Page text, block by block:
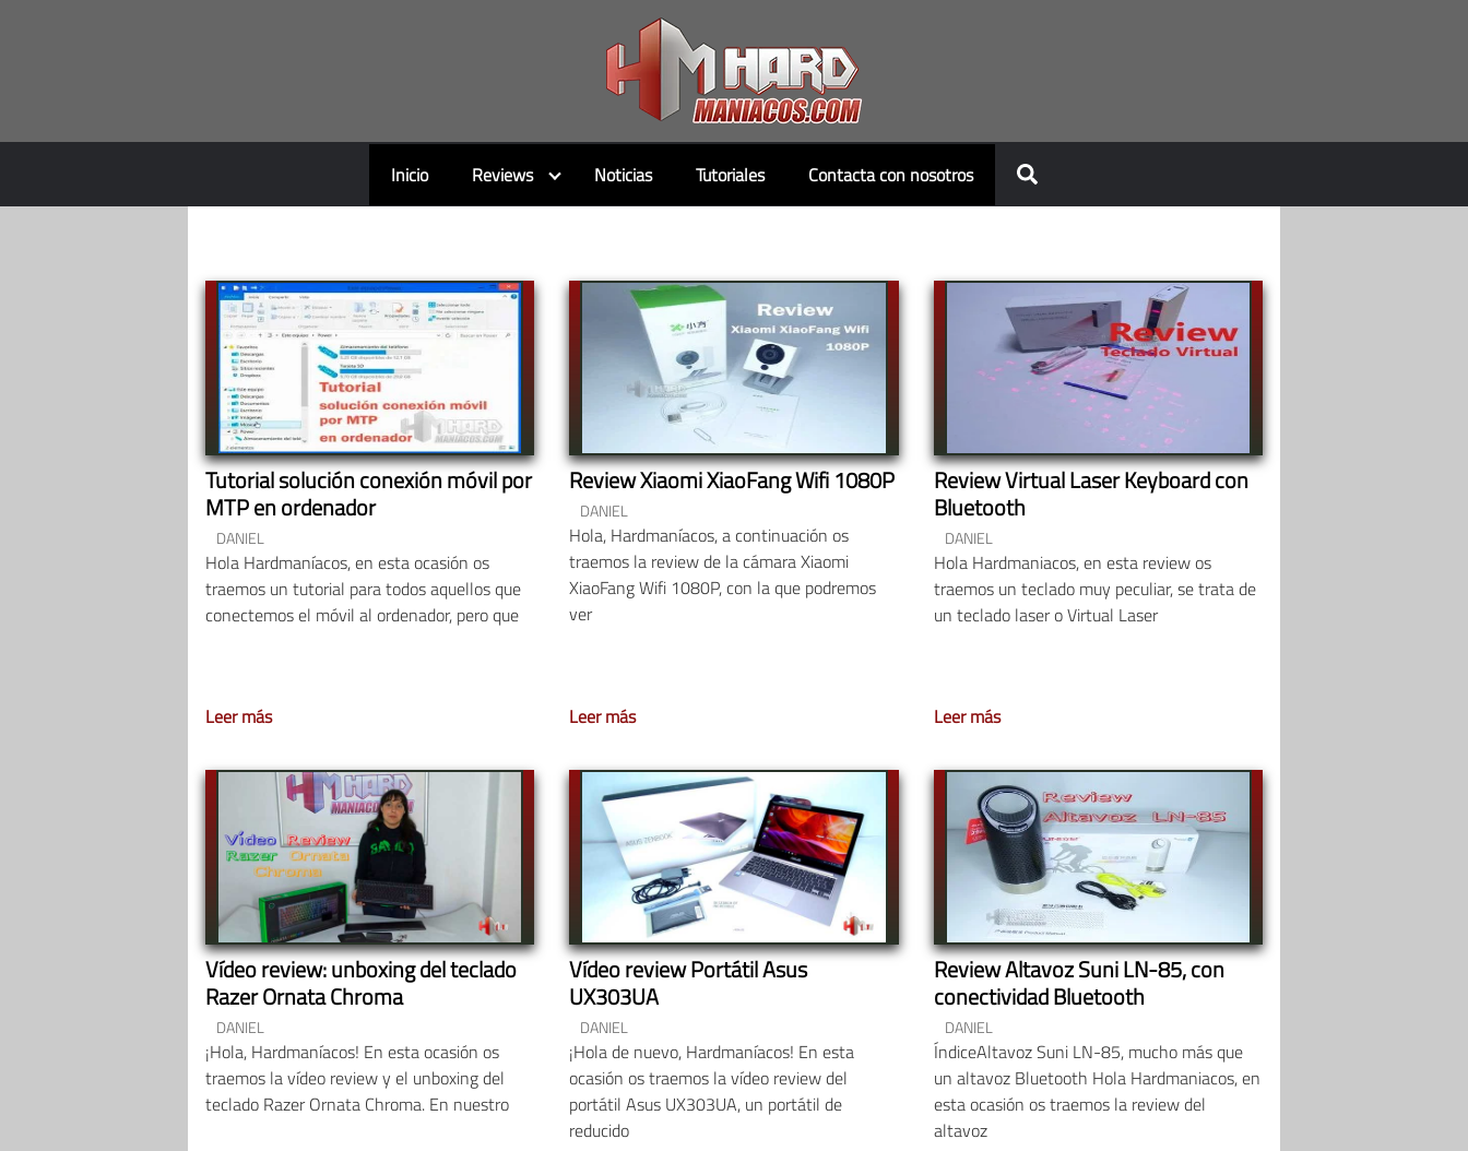
Inicio Reviews Noticias Tutoriales Contacta con nosotros
Tutorial solución conexión móvil por
MTP en ordenador
DANIEL
Hola Hardmaníacos, en esta ocasión os
traemos un tutorial para todos aquellos que
conectemos el móvil al ordenador, pero que
Leer más
Review Xiaomi XiaoFang Wifi 1080P
DANIEL
Hola, Hardmaníacos, a continuación os
traemos la review de la cámara Xiaomi
XiaoFang Wifi 1080P, con la que podremos
ver
Leer más
Review Virtual Laser Keyboard con
Bluetooth
DANIEL
Hola Hardmaniacos, en esta review os
traemos un teclado muy peculiar, se trata de
un teclado laser o Virtual Laser
Leer más
Vídeo review: unboxing del teclado
Razer Ornata Chroma
DANIEL
¡Hola, Hardmaníacos! En esta ocasión os
traemos la vídeo review y el unboxing del
teclado Razer Ornata Chroma. En nuestro
Vídeo review Portátil Asus
UX303UA
DANIEL
¡Hola de nuevo, Hardmaníacos! En esta
ocasión os traemos la vídeo review del
portátil Asus UX303UA, un portátil de
reducido
Review Altavoz Suni LN-85, con
conectividad Bluetooth
DANIEL
ÍndiceAltavoz Suni LN-85, mucho más que
un altavoz Bluetooth Hola Hardmaniacos, en
esta ocasión os traemos la review del
altavoz